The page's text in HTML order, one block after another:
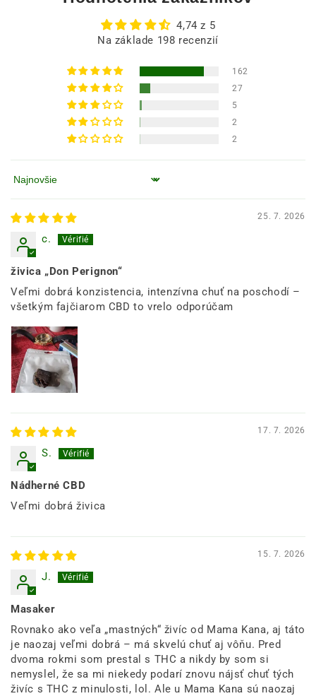
4,74 z 5
Na základe 198 recenzií
162
27
5
2
2
Zoradiť podľa
25. 7. 2026
c.
živica „Don Perignon“
Veľmi dobrá konzistencia, intenzívna chuť na poschodí –
všetkým fajčiarom CBD to vrelo odporúčam
17. 7. 2026
S.
Nádherné CBD
Veľmi dobrá živica
15. 7. 2026
J.
Masaker
Rovnako ako veľa „mastných“ živíc od Mama Kana, aj táto
je naozaj veľmi dobrá – má skvelú chuť aj vôňu. Pred
dvoma rokmi som prestal s THC a nikdy by som si
nemyslel, že sa mi niekedy podarí znovu nájsť chuť tých
živíc s THC z minulosti, lol. Ale u Mama Kana sú naozaj